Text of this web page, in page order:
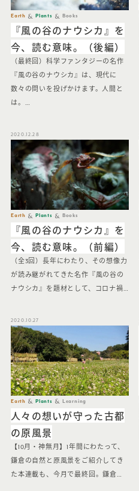
Earth Plants Books
『風の谷のナウシカ』を
今、読む意味。（後編）
（最終回）科学ファンタジーの名作
『風の谷のナウシカ』は、現代に
数々の問いを投げかけます。人間と
は。…
Earth Plants Books
2020.12.28
『風の谷のナウシカ』を
今、読む意味。（前編）
（全3回）長年にわたり、その想像力
が読み継がれてきた名作『風の谷の
ナウシカ』を題材として、コロナ禍…
Earth Plants Learning
2020.10.27
人々の想いが守った古都
の原風景
【10月・神無月】1年間にわたって、
鎌倉の自然と原風景をご紹介してき
た本連載も、今月で最終回。鎌倉…